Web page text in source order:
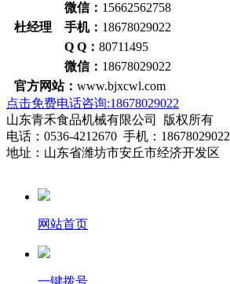
微信： 15662562758
杜经理 手机： 18678029022
Q Q： 80711495
微信： 18678029022
官方网站： www.bjxcwl.com
点击免费电话咨询:18678029022
山东青禾食品机械有限公司 版权所有
电话：0536-4212670 手机：18678029022
地址：山东省潍坊市安丘市经济开发区
网站首页